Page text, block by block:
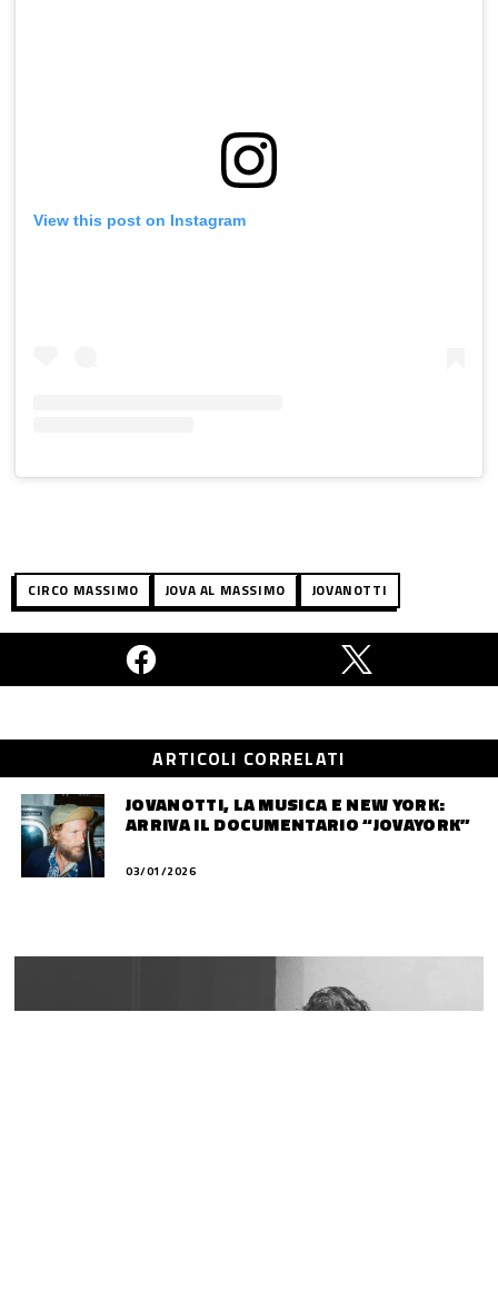
View this post on Instagram
CIRCO MASSIMO JOVA AL MASSIMO JOVANOTTI
ARTICOLI CORRELATI
JOVANOTTI, LA MUSICA E NEW YORK:
ARRIVA IL DOCUMENTARIO “JOVAYORK”
03/01/2026